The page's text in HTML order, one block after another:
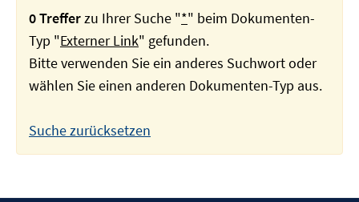
0 Trefferzu Ihrer Suche "*" beim Dokumenten-
Typ "Externer Link" gefunden.
Bitte verwenden Sie ein anderes Suchwort oder
wählen Sie einen anderen Dokumenten-Typ aus.
Suche zurücksetzen